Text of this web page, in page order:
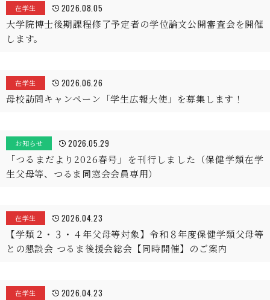
在学生 2026.08.05
大学院博士後期課程修了予定者の学位論文公開審査会を開催
します。
在学生 2026.06.26
母校訪問キャンペーン「学生広報大使」を募集します！
お知らせ 2026.05.29
「つるまだより2026春号」を刊行しました（保健学類在学
生父母等、つるま同窓会会員専用）
在学生 2026.04.23
【学類２・３・４年父母等対象】令和８年度保健学類父母等
との懇談会 つるま後援会総会【同時開催】のご案内
在学生 2026.04.23